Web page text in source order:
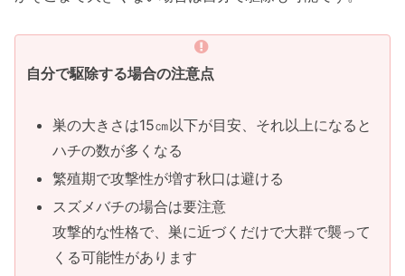
自分で駆除する場合の注意点
巣の大きさは15㎝以下が目安、それ以上になると
ハチの数が多くなる
繁殖期で攻撃性が増す秋口は避ける
スズメバチの場合は要注意
攻撃的な性格で、巣に近づくだけで大群で襲って
くる可能性があります